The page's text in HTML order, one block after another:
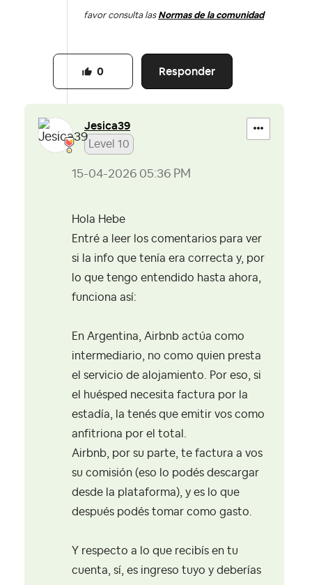
favor consulta las Normas de la comunidad
Responder
0
Jesica39
Level 10
‎15-04-2026 05:36 PM
Hola Hebe
Entré a leer los comentarios para ver
si la info que tenía era correcta y, por
lo que tengo entendido hasta ahora,
funciona así:
En Argentina, Airbnb actúa como
intermediario, no como quien presta
el servicio de alojamiento. Por eso, si
el huésped necesita factura por la
estadía, la tenés que emitir vos como
anfitriona por el total.
Airbnb, por su parte, te factura a vos
su comisión (eso lo podés descargar
desde la plataforma), y es lo que
después podés tomar como gasto.
Y respecto a lo que recibís en tu
cuenta, sí, es ingreso tuyo y deberías